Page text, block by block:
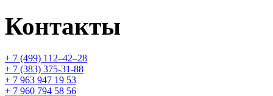
Контакты
+ 7 (499) 112‒42‒28
+ 7 (383) 375-31-88
+ 7 963 947 19 53
+ 7 960 794 58 56